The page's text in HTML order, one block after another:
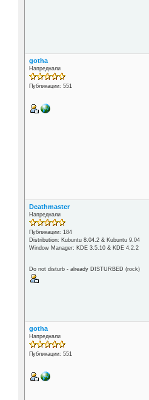
gotha
Напреднали
Публикации: 551
Deathmaster
Напреднали
Публикации: 184
Distribution: Kubuntu 8.04.2 & Kubuntu 9.04
Window Manager: KDE 3.5.10 & KDE 4.2.2
Do not disturb - already DISTURBED (rock)
gotha
Напреднали
Публикации: 551